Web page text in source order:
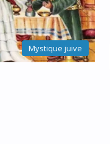
Mystique juive